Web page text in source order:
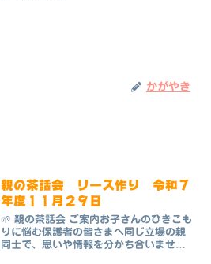
かがやき
親の茶話会 リース作り 令和７
年度１１月２９日
🌱 親の茶話会 ご案内お子さんのひきこも
りに悩む保護者の皆さまへ同じ立場の親
同士で、思いや情報を分かち合いません